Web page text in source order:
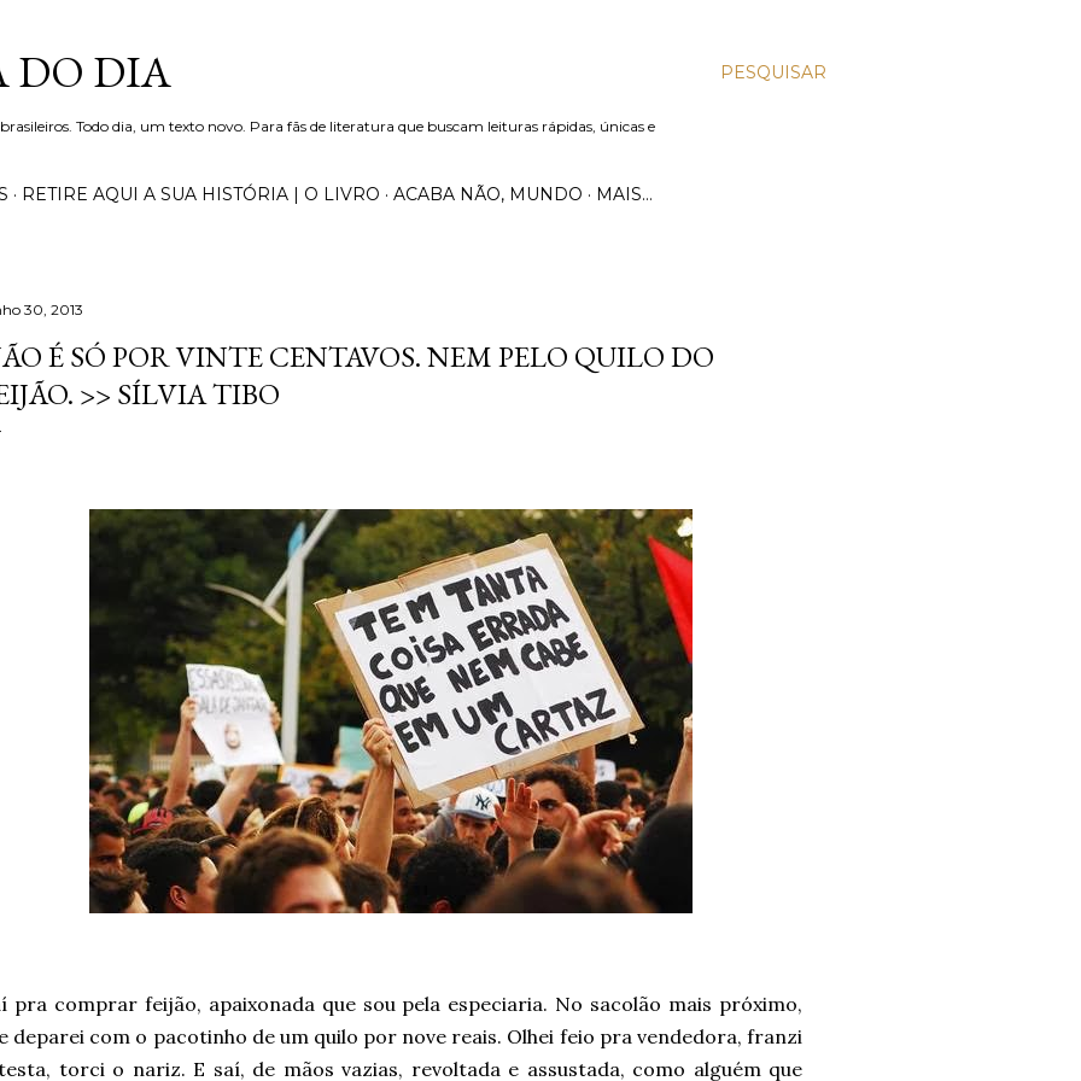
PESQUISAR
DO DIA
Todo dia, um texto novo. Para fãs de literatura que buscam leituras rápidas, únicas e
RETIRE AQUI A SUA HISTÓRIA | O LIVRO ACABA NÃO, MUNDO MAIS…
30, 2013
É SÓ POR VINTE CENTAVOS. NEM PELO QUILO DO
>> SÍLVIA TIBO
pra comprar feijão, apaixonada que sou pela especiaria. No sacolão mais próximo,
deparei com o pacotinho de um quilo por nove reais. Olhei feio pra vendedora, franzi
torci o nariz. E saí, de mãos vazias, revoltada e assustada, como alguém que